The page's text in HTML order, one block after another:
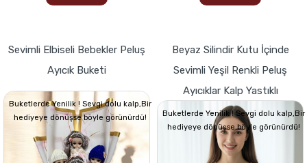
Sevimli Elbiseli Bebekler Peluş
Ayıcık Buketi
Buketlerde Yenilik ! Sevgi dolu kalp,Bir
hediyeye dönüşse böyle görünürdü!
Beyaz Silindir Kutu İçinde
Sevimli Yeşil Renkli Peluş
Ayıcıklar Kalp Yastıklı
Buketlerde Yenilik ! Sevgi dolu kalp,Bir
hediyeye dönüşse böyle görünürdü!